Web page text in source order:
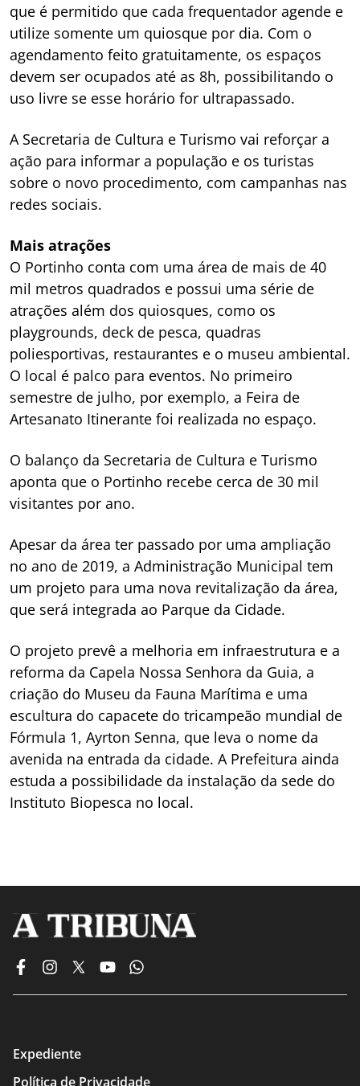
que é permitido que cada frequentador agende e
utilize somente um quiosque por dia. Com o
agendamento feito gratuitamente, os espaços
devem ser ocupados até as 8h, possibilitando o
uso livre se esse horário for ultrapassado.
A Secretaria de Cultura e Turismo vai reforçar a
ação para informar a população e os turistas
sobre o novo procedimento, com campanhas nas
redes sociais.
Mais atrações
O Portinho conta com uma área de mais de 40
mil metros quadrados e possui uma série de
atrações além dos quiosques, como os
playgrounds, deck de pesca, quadras
poliesportivas, restaurantes e o museu ambiental.
O local é palco para eventos. No primeiro
semestre de julho, por exemplo, a Feira de
Artesanato Itinerante foi realizada no espaço.
O balanço da Secretaria de Cultura e Turismo
aponta que o Portinho recebe cerca de 30 mil
visitantes por ano.
Apesar da área ter passado por uma ampliação
no ano de 2019, a Administração Municipal tem
um projeto para uma nova revitalização da área,
que será integrada ao Parque da Cidade.
O projeto prevê a melhoria em infraestrutura e a
reforma da Capela Nossa Senhora da Guia, a
criação do Museu da Fauna Marítima e uma
escultura do capacete do tricampeão mundial de
Fórmula 1, Ayrton Senna, que leva o nome da
avenida na entrada da cidade. A Prefeitura ainda
estuda a possibilidade da instalação da sede do
Instituto Biopesca no local.
Expediente
Política de Privacidade